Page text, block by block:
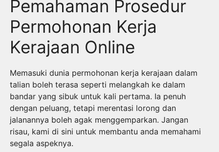
Pemahaman Prosedur
Permohonan Kerja
Kerajaan Online
Memasuki dunia permohonan kerja kerajaan dalam
talian boleh terasa seperti melangkah ke dalam
bandar yang sibuk untuk kali pertama. Ia penuh
dengan peluang, tetapi merentasi lorong dan
jalanannya boleh agak menggemparkan. Jangan
risau, kami di sini untuk membantu anda memahami
segala aspeknya.